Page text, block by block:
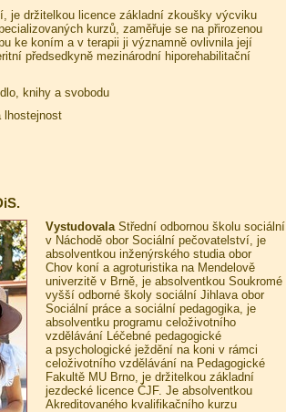
je držitelkou licence základní zkoušky výcviku
kurzů, zaměřuje se na přirozenou
ke koním a v terapii ji významně ovlivnila její
předsedkyně mezinárodní hiporehabilitační
knihy a svobodu
lhostejnost
VystudovalaStřední odbornou školu sociální
v Náchodě obor Sociální pečovatelství, je
absolventkou inženýrského studia obor
Chov koní a agroturistika na Mendelově
univerzitě v Brně, je absolventkou Soukromé
vyšší odborné školy sociální Jihlava obor
Sociální práce a sociální pedagogika, je
absolventku programu celoživotního
vzdělávání Léčebné pedagogické
a psychologické ježdění na koni v rámci
celoživotního vzdělávání na Pedagogické
Fakultě MU Brno, je držitelkou základní
jezdecké licence ČJF. Je absolventkou
Akreditovaného kvalifikačního kurzu